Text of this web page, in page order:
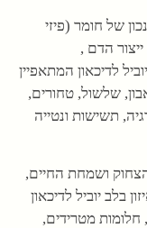
של חומר (פיזי
הדם ,
לדיכאון המתאפיין
שלשול, טחורים,
תשישות ונטייה
ושמחת החיים,
בלב יוביל לדיכאון
חלומות מטרידים,